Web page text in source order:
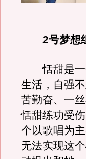
2号梦想
恬甜是一
生活，自强
苦勤奋、一
恬甜练功受
个以歌唱为
无法实现这